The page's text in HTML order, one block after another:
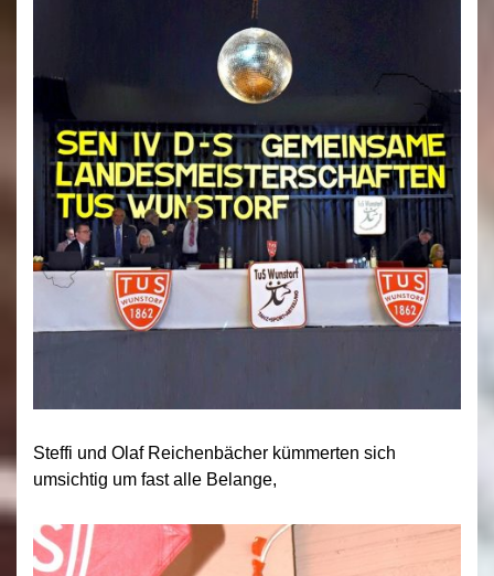
Steffi und Olaf Reichenbächer kümmerten sich
umsichtig um fast alle Belange,